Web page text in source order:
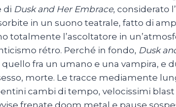
di Dusk and Her Embrace, considerato
in un suono teatrale, fatto di
totalmente l’ascoltatore in
rétro. Perché in fondo, Dusk
quello fra un umano e una vampira, e
morte. Le tracce mediamente
cambi di tempo, velocissimi
frenate doom metal e pause